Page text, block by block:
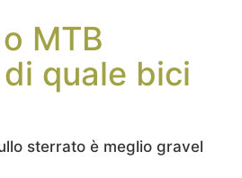
MTB
quale bici
sterrato è meglio gravel